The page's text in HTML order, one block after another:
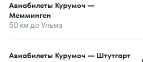
Авиабилеты Курумоч —
Мемминген
50 км до Ульма
Авиабилеты Курумоч — Штутгарт